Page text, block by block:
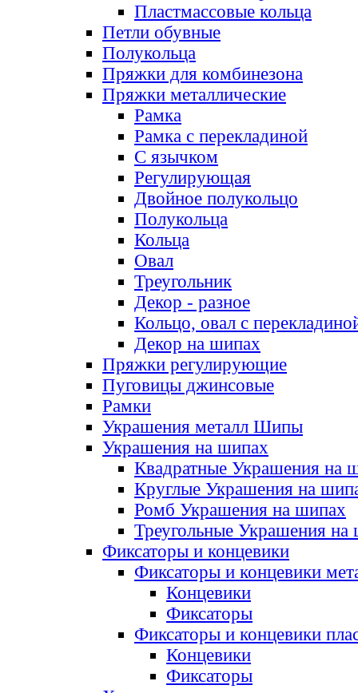
Пластмассовые кольца
Петли обувные
Полукольца
Пряжки для комбинезона
Пряжки металлические
Рамка
Рамка с перекладиной
С язычком
Регулирующая
Двойное полукольцо
Полукольца
Кольца
Овал
Треугольник
Декор - разное
Кольцо, овал с
Декор на шипах
Пряжки регулирующие
Пуговицы джинсовые
Рамки
Украшения металл Шипы
Украшения на шипах
Квадратные Украшения на
Круглые Украшения на
Ромб Украшения на шипах
Треугольные Украшения на
Фиксаторы и концевики
Фиксаторы и концевики
Концевики
Фиксаторы
Фиксаторы и концевики
Концевики
Фиксаторы